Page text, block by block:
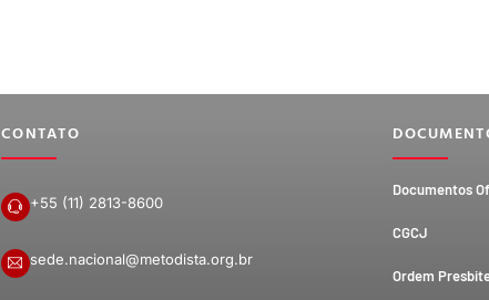
CONTATO
+55 (11) 2813-8600
sede.nacional@metodista.org.br
Documentos
CGCJ
Ordem